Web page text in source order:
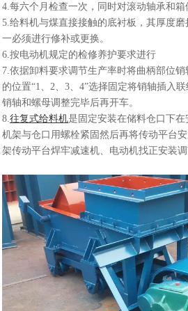
4.每六个月检查一次，同时对滚动轴承和箱
5.给料机与煤直接接触的底衬板，其厚度
一必须进行修补或更换。
6.按电动机规定的检修养护要求进行
7.依据卸料要求调节生产率时将曲柄部位
的位置“1、2、3、4”选择固定将销轴插入
销轴和螺母调整完毕后再开车。
8. 往复式给料机是固定安装在储料仓口下
机架与仓口用螺栓紧固然后再将传动平台
架传动平台焊牢减速机、电动机找正安装调